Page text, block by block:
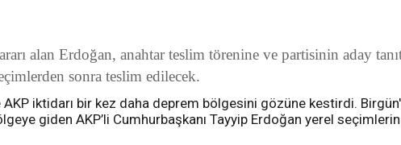
alan Erdoğan, anahtar teslim törenine ve partisinin aday
sonra teslim edilecek.
iktidarı bir kez daha deprem bölgesini gözüne kestirdi.
giden AKP’li Cumhurbaşkanı Tayyip Erdoğan yerel